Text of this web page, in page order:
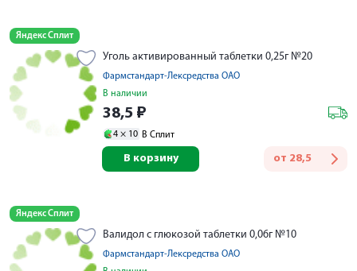
Яндекс Сплит
Уголь активированный таблетки 0,25г №20
Фармстандарт-Лексредства ОАО
В наличии
38,5 ₽
4 × 10 В Сплит
от 28,5
В корзину
Яндекс Сплит
Валидол с глюкозой таблетки 0,06г №10
Фармстандарт-Лексредства ОАО